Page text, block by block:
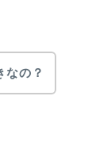
なの？